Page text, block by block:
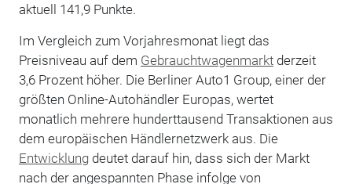
aktuell 141,9 Punkte.
Im Vergleich zum Vorjahresmonat liegt das
Preisniveau auf dem Gebrauchtwagenmarktderzeit
3,6 Prozent höher. Die Berliner Auto1 Group, einer der
größten Online-Autohändler Europas, wertet
monatlich mehrere hunderttausend Transaktionen aus
dem europäischen Händlernetzwerk aus. Die
Entwicklungdeutet darauf hin, dass sich der Markt
nach der angespannten Phase infolge von